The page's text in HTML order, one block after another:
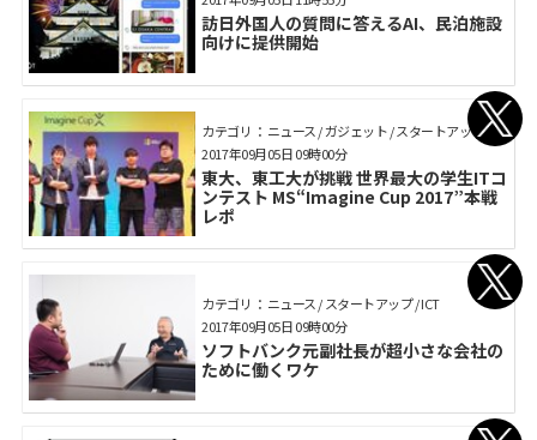
訪日外国人の質問に答えるAI、民泊施設
向けに提供開始
カテゴリ： ニュース / ガジェット / スタートアップ
東大、東工大が挑戦 世界最大の学生ITコ
ンテスト MS“Imagine Cup 2017”本戦
レポ
2017年09月05日 09時00分
カテゴリ： ニュース / スタートアップ / ICT
ソフトバンク元副社長が超小さな会社の
ために働くワケ
2017年09月05日 09時00分